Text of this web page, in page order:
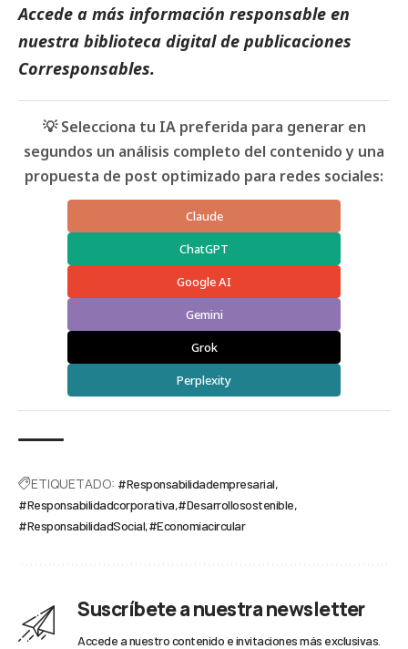
Accede a más información responsable en
nuestra biblioteca digital de publicaciones
Corresponsables.
💡 Selecciona tu IA preferida para generar en
segundos un análisis completo del contenido y una
propuesta de post optimizado para redes sociales:
Claude
ChatGPT
Google AI
Gemini
Grok
Perplexity
ETIQUETADO: #Responsabilidadempresarial
#Responsabilidadcorporativa #Desarrollosostenible
#ResponsabilidadSocial #Economíacircular
Suscríbete a nuestra newsletter
Accede a nuestro contenido e invitaciones más exclusivas.